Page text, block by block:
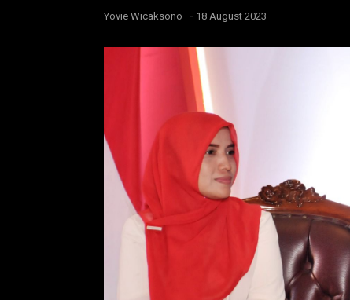
Yovie Wicaksono - 18 August 2023